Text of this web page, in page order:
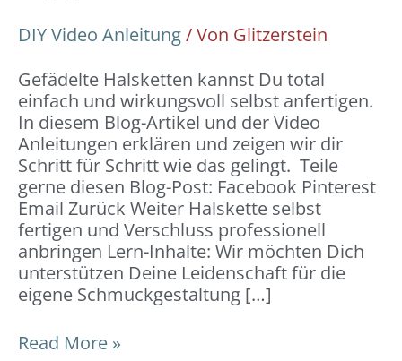
DIY Video Anleitung/ Von Glitzerstein
Gefädelte Halsketten kannst Du total
einfach und wirkungsvoll selbst anfertigen.
In diesem Blog-Artikel und der Video
Anleitungen erklären und zeigen wir dir
Schritt für Schritt wie das gelingt. Teile
gerne diesen Blog-Post: Facebook Pinterest
Email Zurück Weiter Halskette selbst
fertigen und Verschluss professionell
anbringen Lern-Inhalte: Wir möchten Dich
unterstützen Deine Leidenschaft für die
eigene Schmuckgestaltung […]
Read More »